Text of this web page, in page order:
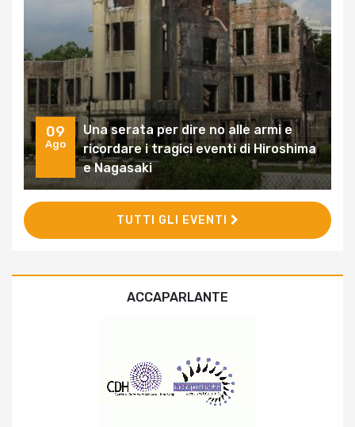
09
Ago
Una serata per dire no alle armi e
ricordare i tragici eventi di Hiroshima
e Nagasaki
TUTTI GLI EVENTI
ACCAPARLANTE